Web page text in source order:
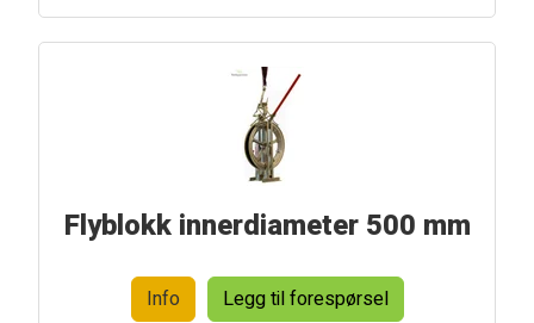
Flyblokk innerdiameter 500 mm
Info Legg til forespørsel